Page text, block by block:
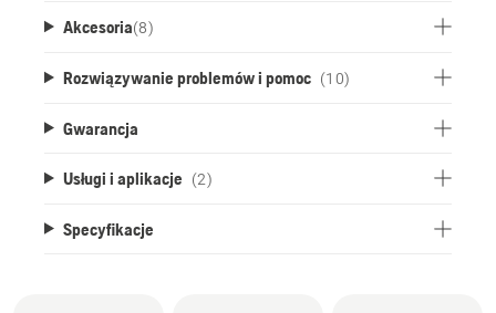
Akcesoria(8)
Rozwiązywanie problemów i pomoc (10)
Gwarancja
Usługi i aplikacje (2)
Specyfikacje